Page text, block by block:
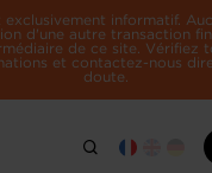
exclusivement informatif.
d'une autre transaction
de ce site. Vérifiez
et contactez-nous
doute.